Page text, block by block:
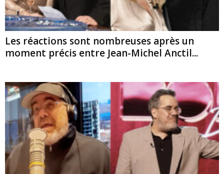
Les réactions sont nombreuses après un
moment précis entre Jean-Michel Anctil...